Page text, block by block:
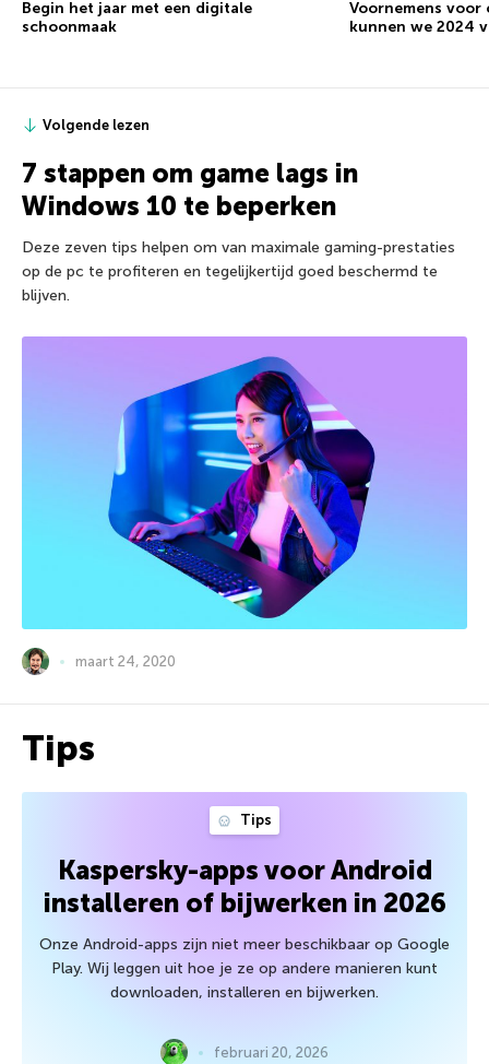
Begin het jaar met een digitale
schoonmaak
Voornemens
kunnen we 2024
Volgende lezen
7 stappen om game lags in
Windows 10 te beperken
Deze zeven tips helpen om van maximale gaming-prestaties
op de pc te profiteren en tegelijkertijd goed beschermd te
blijven.
maart 24, 2020
Tips
Tips
Kaspersky-apps voor Android
installeren of bijwerken in 2026
Onze Android-apps zijn niet meer beschikbaar op Google
Play. Wij leggen uit hoe je ze op andere manieren kunt
downloaden, installeren en bijwerken.
februari 20, 2026